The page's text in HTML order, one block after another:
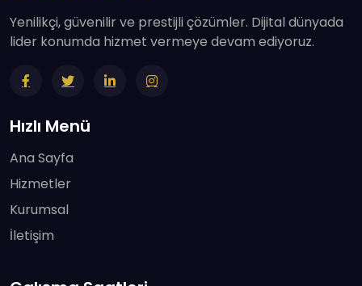
Yenilikçi, güvenilir ve prestijli çözümler. Dijital dünyada
lider konumda hizmet vermeye devam ediyoruz.
Hızlı Menü
Ana Sayfa
Hizmetler
Kurumsal
İletişim